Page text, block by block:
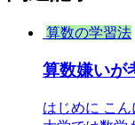
算数の学習法
算数嫌いが
はじめに こん